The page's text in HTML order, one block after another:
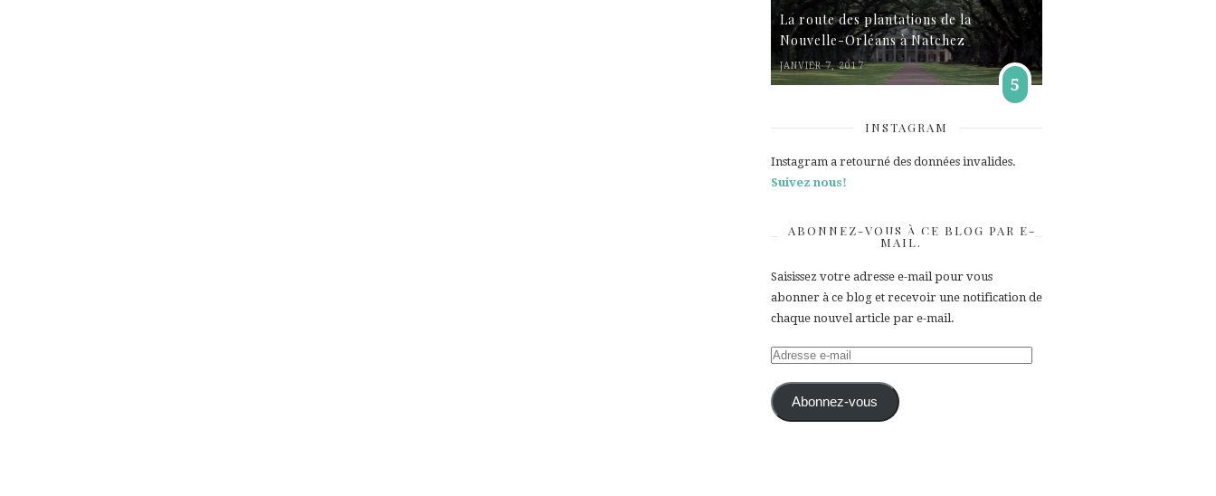
La route des plantations de la
Nouvelle-Orléans à Natchez
JANVIER 7, 2017
5
INSTAGRAM
Instagram a retourné des données invalides.
Suivez nous!
ABONNEZ-VOUS À CE BLOG PAR E-
MAIL.
Saisissez votre adresse e-mail pour vous
abonner à ce blog et recevoir une notification de
chaque nouvel article par e-mail.
Adresse
mail Abonnez-vous